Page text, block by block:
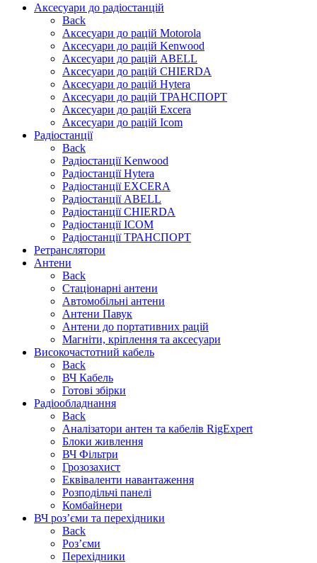
Аксесуари до радіостанцій
Back
Аксесуари до рацій Motorola
Аксесуари до рацій Kenwood
Аксесуари до рацій ABELL
Аксесуари до рацій CHIERDA
Аксесуари до рацій Hytera
Аксесуари до рацій ТРАНСПОРТ
Аксесуари до рацій Excera
Аксесуари до рацій Icom
Радіостанції
Back
Радіостанції Kenwood
Радіостанції Hytera
Радіостанції EXCERA
Радіостанції ABELL
Радіостанції CHIERDA
Радіостанції ICOM
Радіостанції ТРАНСПОРТ
Ретранслятори
Антени
Back
Стаціонарні антени
Автомобільні антени
Антени Павук
Антени до портативних рацій
Магніти, кріплення та аксесуари
Високочастотний кабель
Back
ВЧ Кабель
Готові збірки
Радіообладнання
Back
Аналізатори антен та кабелів RigExpert
Блоки живлення
ВЧ Фільтри
Грозозахист
Еквіваленти навантаження
Розподільчі панелі
Комбайнери
ВЧ роз’єми та перехідники
Back
Роз’єми
Перехідники